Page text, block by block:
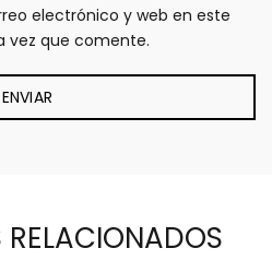
electrónico y web en este
vez que comente.